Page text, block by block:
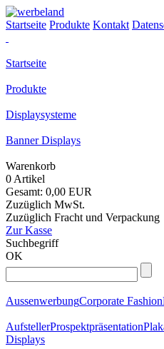
Startseite Produkte Kontakt
Startseite
Produkte
Displaysysteme
Banner Displays
Warenkorb
0 Artikel
Gesamt: 0,00 EUR
Zuzüglich MwSt.
Zuzüglich Fracht und Verpackung
Zur Kasse
Suchbegriff
OK
AussenwerbungCorporate Fashion
AufstellerProspektpräsentation
Displays